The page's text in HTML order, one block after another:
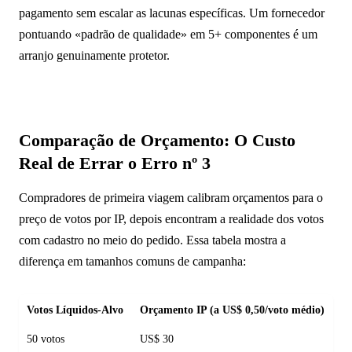
pagamento sem escalar as lacunas específicas. Um fornecedor
pontuando «padrão de qualidade» em 5+ componentes é um
arranjo genuinamente protetor.
Comparação de Orçamento: O Custo
Real de Errar o Erro nº 3
Compradores de primeira viagem calibram orçamentos para o
preço de votos por IP, depois encontram a realidade dos votos
com cadastro no meio do pedido. Essa tabela mostra a
diferença em tamanhos comuns de campanha:
Votos Líquidos-Alvo Orçamento IP (a US$ 0,50/voto médio)
50 votos US$ 30